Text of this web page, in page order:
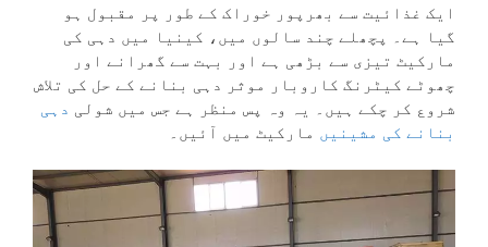
ایک غذائیت سے بھرپور خوراک کے طور پر مقبول ہو
گیا ہے۔ پچھلے چند سالوں میں، کینیا میں دہی کی
مارکیٹ تیزی سے بڑھی ہے اور بہت سے گھرانے اور
چھوٹے کیٹرنگ کاروبار موثر دہی بنانے کے حل کی تلاش
شروع کر چکے ہیں۔ یہ وہ پس منظر ہے جس میں شولی دہی
بنانے کی مشینیں مارکیٹ میں آئیں۔